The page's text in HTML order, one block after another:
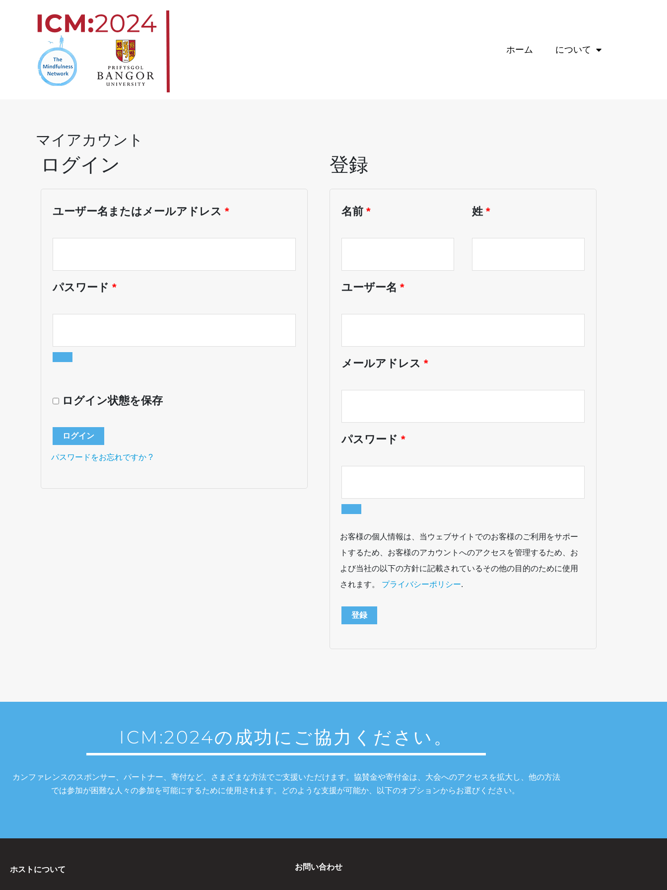
ホーム について
マイアカウント
ログイン
ユーザー名またはメールアドレス *
須
パスワード *
必
須
ログイン状態を保存
ログイン
パスワードをお忘れですか ?
登録
名前* 姓*
ユーザー名*
須
メールアドレス*
須
パスワード*
須
お客様の個人情報は、当ウェブサイトでのお客様のご利用をサポー
トするため、お客様のアカウントへのアクセスを管理するため、お
よび当社の以下の方針に記載されているその他の目的のために使用
されます。 プライバシーポリシー.
登録
ICM:2024の成功にご協力ください。
カンファレンスのスポンサー、パートナー、寄付など、さまざまな方法でご支援いただけます。協賛金や寄付金は、大会へのアクセスを拡大し、他の方法
では参加が困難な人々の参加を可能にするために使用されます。どのような支援が可能か、以下のオプションからお選びください。
ホストについて お問い合わせ